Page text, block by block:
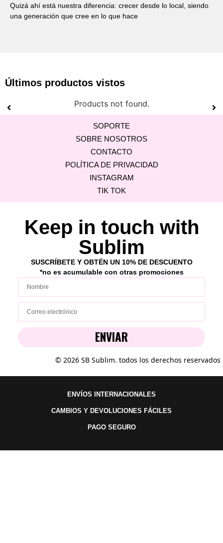
Quizá ahí está nuestra diferencia: crecer desde lo local, siendo
una generación que cree en lo que hace
Últimos productos vistos
Products not found.
SOPORTE
SOBRE NOSOTROS
CONTACTO
POLÍTICA DE PRIVACIDAD
INSTAGRAM
TIK TOK
Keep in touch with
Sublim
SUSCRÍBETE Y OBTÉN UN 10% DE DESCUENTO
*no es acumulable con otras promociones
ENVIAR
© 2026 SB Sublim. todos los derechos reservados
ENVÍOS INTERNACIONALES
CAMBIOS Y DEVOLUCIONES FÁCILES
PAGO SEGURO